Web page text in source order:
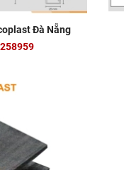
Đà Nẵng